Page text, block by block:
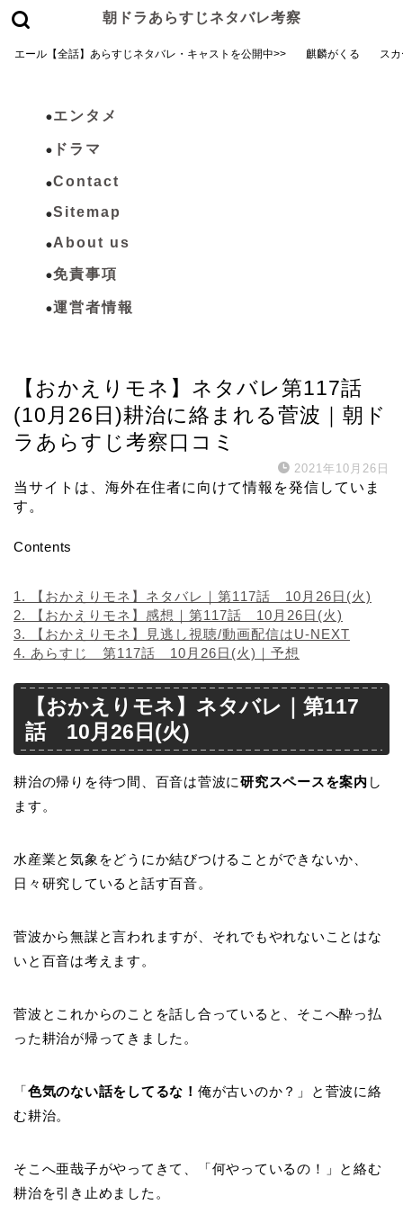
朝ドラあらすじネタバレ考察
エール【全話】あらすじネタバレ・キャストを公開中>> 麒麟がくる ス
エンタメ
ドラマ
Contact
Sitemap
About us
免責事項
運営者情報
【おかえりモネ】ネタバレ第117話
(10月26日)耕治に絡まれる菅波｜朝ド
ラあらすじ考察口コミ
2021年10月26日
当サイトは、海外在住者に向けて情報を発信していま
す。
Contents
1.
【おかえりモネ】ネタバレ｜第117話 10月26日(火)
2.
【おかえりモネ】感想｜第117話 10月26日(火)
3.
【おかえりモネ】見逃し視聴/動画配信はU-NEXT
4. あらすじ 第117話 10月26日(火)｜予想
【おかえりモネ】ネタバレ｜第117
話 10月26日(火)
耕治の帰りを待つ間、百音は菅波に研究スペースを案内 し
ます。
水産業と気象をどうにか結びつけることができないか、
日々研究していると話す百音。
菅波から無謀と言われますが、それでもやれないことはな
いと百音は考えます。
菅波とこれからのことを話し合っていると、そこへ酔っ払
った耕治が帰ってきました。
「色気のない話をしてるな！ 俺が古いのか？」と菅波に絡
む耕治。
そこへ亜哉子がやってきて、「何やっているの！」と絡む
耕治を引き止めました。